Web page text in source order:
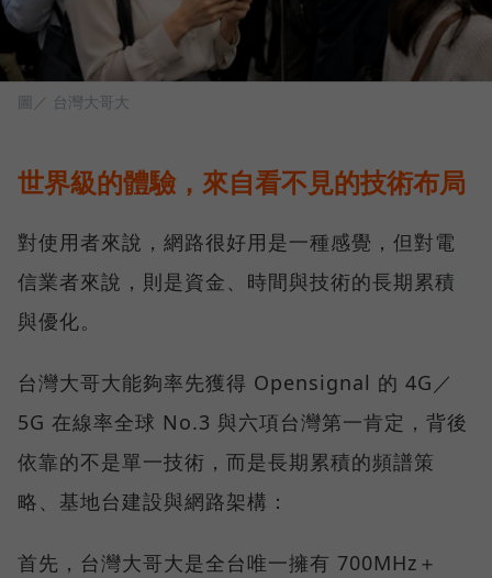
圖／ 台灣大哥大
世界級的體驗，來自看不見的技術布局
對使用者來說，網路很好用是一種感覺，但對電
信業者來說，則是資金、時間與技術的長期累積
與優化。
台灣大哥大能夠率先獲得 Opensignal 的 4G／
5G 在線率全球 No.3 與六項台灣第一肯定，背後
依靠的不是單一技術，而是長期累積的頻譜策
略、基地台建設與網路架構：
首先，台灣大哥大是全台唯一擁有 700MHz＋